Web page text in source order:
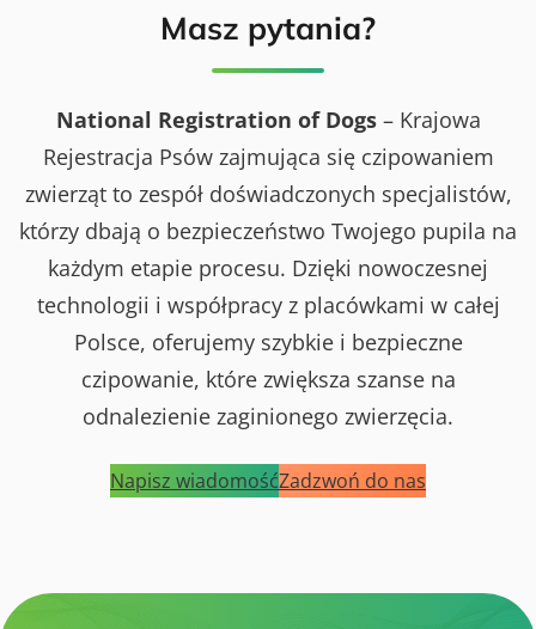
Masz pytania?
National Registration of Dogs– Krajowa
Rejestracja Psów zajmująca się czipowaniem
zwierząt to zespół doświadczonych specjalistów,
którzy dbają o bezpieczeństwo Twojego pupila na
każdym etapie procesu. Dzięki nowoczesnej
technologii i współpracy z placówkami w całej
Polsce, oferujemy szybkie i bezpieczne
czipowanie, które zwiększa szanse na
odnalezienie zaginionego zwierzęcia.
Napisz wiadomośćZadzwoń do nas